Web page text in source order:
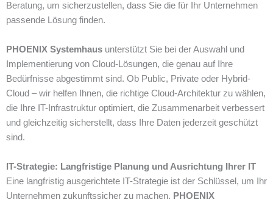
Beratung, um sicherzustellen, dass Sie die für Ihr Unternehmen
passende Lösung finden.
PHOENIX Systemhaus unterstützt Sie bei der Auswahl und
Implementierung von Cloud-Lösungen, die genau auf Ihre
Bedürfnisse abgestimmt sind. Ob Public, Private oder Hybrid-
Cloud – wir helfen Ihnen, die richtige Cloud-Architektur zu wählen,
die Ihre IT-Infrastruktur optimiert, die Zusammenarbeit verbessert
und gleichzeitig sicherstellt, dass Ihre Daten jederzeit geschützt
sind.
IT-Strategie: Langfristige Planung und Ausrichtung Ihrer IT
Eine langfristig ausgerichtete IT-Strategie ist der Schlüssel, um Ihr
Unternehmen zukunftssicher zu machen. PHOENIX